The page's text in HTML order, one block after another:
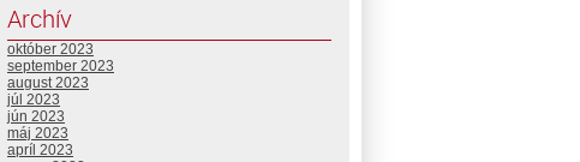
Archív
október 2023
september 2023
august 2023
júl 2023
jún 2023
máj 2023
apríl 2023